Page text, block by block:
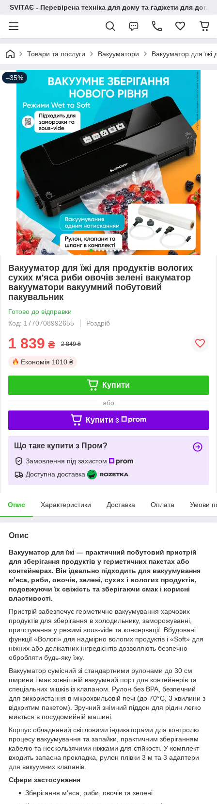
SVITAЄ - Перевірена техніка для дому та гаджети для
Товари та послуги Вакууматори Вакууматор для їжі
–35%
Вакууматор для їжі для продуктів вологих
сухих м'яса риби овочів зелені вакуматор
вакууматори вакуумний побутовий
пакувальник
Готово до відправки
Код: 1770708992655
Роздріб
1 839 ₴ 2 849 ₴
Економія 1010 ₴
Купити
або
Купити з
Що таке купити з Пром?
Замовлення під захистом
Доступна доставка
Опис Характеристики Доставка Оплата Умови
Опис
Вакууматор для їжі — практичний побутовий пристрій
для зберігання продуктів у герметичних пакетах або
контейнерах. Він ідеально підходить для вакуумування
м’яса, риби, овочів, зелені, сухих і вологих продуктів,
подовжуючи їх свіжість та зберігаючи смак і корисні
властивості.
Пристрій забезпечує герметичне вакуумування харчових
продуктів для зберігання в холодильнику, заморожуванні,
приготування у режимі sous-vide та консервації. Вбудовані
функції «Вологі» для надмірно вологих продуктів і «Soft» для
ніжних або делікатних інгредієнтів дозволяють безпечно
обробляти будь-яку їжу.
Вакууматор сумісний зі стандартними рулонами до 30 см
ширини і має зовнішній вакуумний порт для контейнерів та
спеціальних мішків із клапаном. Рулон без BPA, безпечний
для використання в мікрохвильовій печі (до 70°C, 3 хвилини з
відкритим пакетом). Зручний знімний піддон для рідин легко
миється в посудомийній машині.
Корпус обладнаний світловими індикаторами для контролю
процесу вакуумування та запайки, практичним зберіганням
кабелю та нескользячими ніжками для стійкості. У комплект
входить запасна прокладка, рулон плівки 3 м та 3 адаптери
для вакуумних клапанів.
Сфери застосування
Зберігання м’яса, риби, овочів та зелені